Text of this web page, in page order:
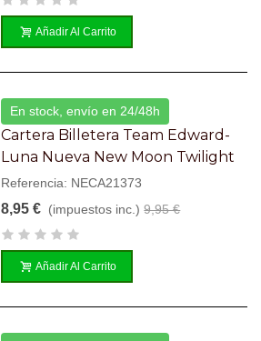
Añadir Al Carrito
En stock, envío en 24/48h
Cartera Billetera Team Edward-
Luna Nueva New Moon Twilight
Referencia: NECA21373
8,95 € (impuestos inc.) 9,95 €
Añadir Al Carrito